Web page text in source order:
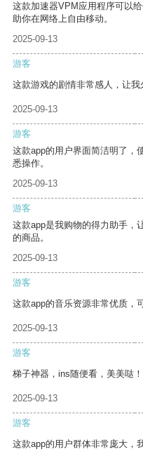
这款加速器VPM应用程序可以
助你在网络上自由移动。
2025-09-13
游客
这款游戏的剧情非常感人，让我
2025-09-13
游客
这款app的用户界面简洁明了，
悉操作。
2025-09-13
游客
这款app是我购物的得力助手，
的商品。
2025-09-13
游客
这款app的音乐资源非常优质，
2025-09-13
游客
梯子神器，ins随便看，美美哒！
2025-09-13
游客
这款app的用户群体非常庞大，